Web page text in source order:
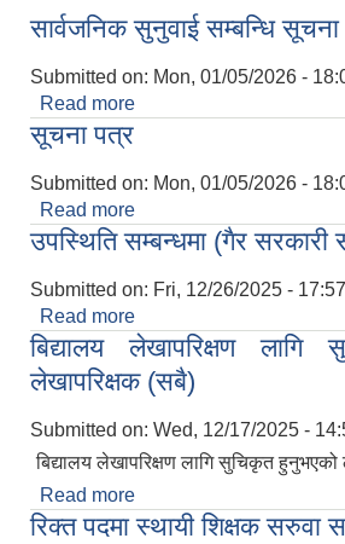
सार्वजनिक सुनुवाई सम्बन्धि सूचना
Submitted on: Mon, 01/05/2026 -
Read more
सूचना पत्र
Submitted on: Mon, 01/05/2026 -
Read more
उपस्थिति सम्बन्धमा (गैर
Submitted on: Fri, 12/26/2025 - 17:57
Read more
बिद्यालय लेखापरिक्षण लागि
लेखापरिक्षक (सबै)
Submitted on: Wed, 12/17/2025 -
बिद्यालय लेखापरिक्षण लागि सुचिकृत
Read more
लेखापरिक्षक (सबै)
रिक्त पदमा स्थायी शिक्षक सरुवा